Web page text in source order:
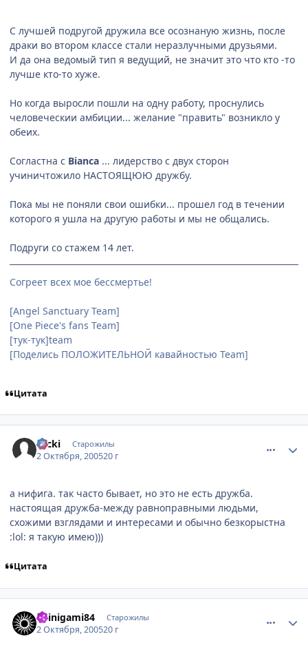
С лучшей подругой дружила все осознаную жизнь, после
драки во втором классе стали неразлучными друзьями.
И да она ведомый тип я ведущий, не значит это что кто -то
лучше кто-то хуже.
Но когда выросли пошли на одну работу, проснулись
человеческии амбиции... желание "править" возникло у
обеих.
Согластна с Bianca ... лидерство с двух сторон
учиничтожило НАСТОЯЩЮЮ дружбу.
Пока мы не поняли свои ошибки... прошел год в течении
которого я ушла на другую работы и мы не общались.
Подруги со стажем 14 лет.
Согреет всех мое бессмертье!
[Angel Sanctuary Team]
[One Piece's fans Team]
[тук-тук]team
[Поделись ПОЛОЖИТЕЛЬНОЙ кавайностью Team]
Цитата
Nicki Старожилы
2 Октября, 200520 г
а нифига. так часто бывает, но это не есть дружба.
настоящая дружба-между равноправными людьми,
схожими взглядами и интересами и обычно безкорыстна
:lol: я такую имею)))
Цитата
Shinigami84 Старожилы
2 Октября, 200520 г